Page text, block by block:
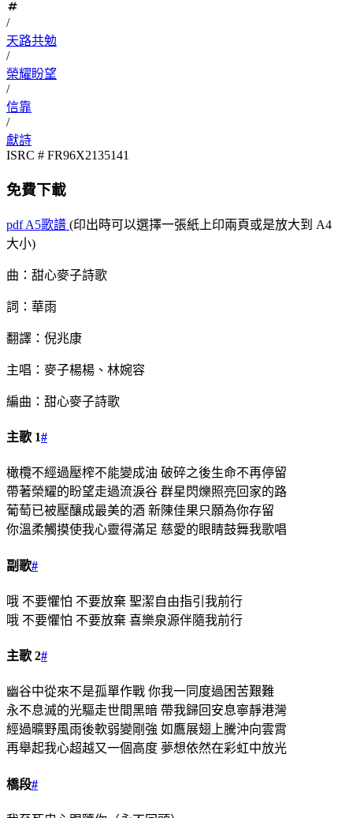
/
天路共勉
/
榮耀盼望
/
信靠
/
獻詩
ISRC # FR96X2135141
免費下載
pdfA5歌譜 (印出時可以選擇一張紙上印兩頁或是放大到 A4
大小)
曲：甜心麥子詩歌
詞：華雨
翻譯：倪兆康
主唱：麥子楊楊、林婉容
編曲：甜心麥子詩歌
主歌 1#
橄欖不經過壓榨不能變成油 破碎之後生命不再停留
帶著榮耀的盼望走過流淚谷 群星閃爍照亮回家的路
葡萄已被壓釀成最美的酒 新陳佳果只願為你存留
你溫柔觸摸使我心靈得滿足 慈愛的眼睛鼓舞我歌唱
副歌#
哦 不要懼怕 不要放棄 聖潔自由指引我前行
哦 不要懼怕 不要放棄 喜樂泉源伴隨我前行
主歌 2#
幽谷中從來不是孤單作戰 你我一同度過困苦艱難
永不息滅的光驅走世間黑暗 帶我歸回安息寧靜港灣
經過曠野風雨後軟弱變剛強 如鷹展翅上騰沖向雲霄
再舉起我心超越又一個高度 夢想依然在彩虹中放光
橋段#